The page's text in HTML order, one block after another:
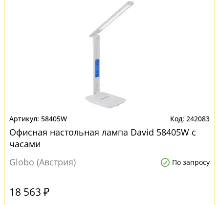
58405W 242083
Офисная настольная лампа David 58405W с
часами
Globo (Австрия)
По запросу
18 563 ₽